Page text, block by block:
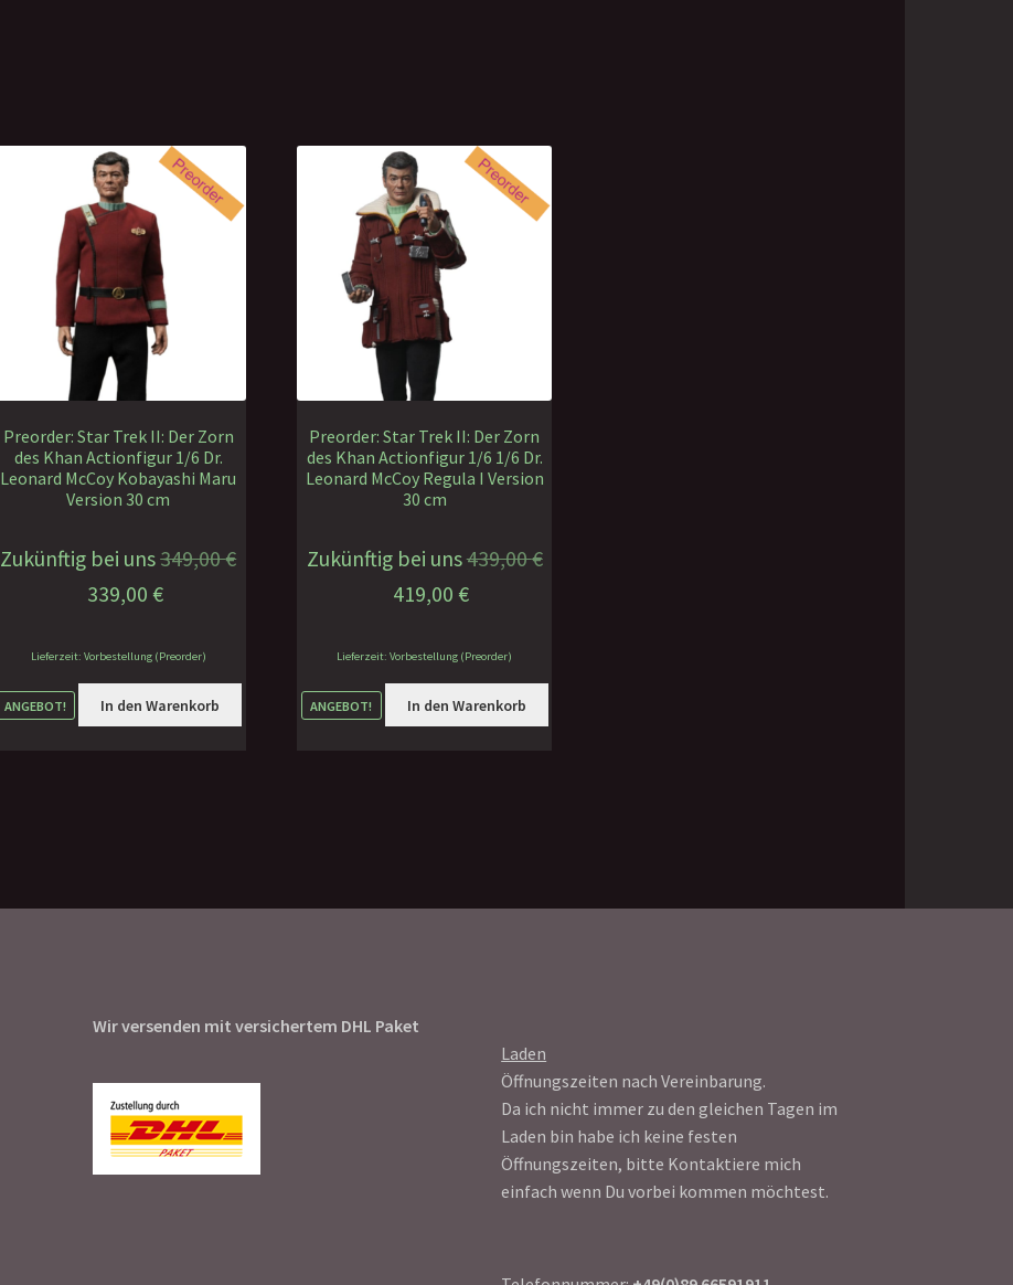
Preorder: Star Trek II: Der Zorn
des Khan Actionfigur 1/6 Dr.
Leonard McCoy Kobayashi Maru
Version 30 cm
Zukünftig bei uns349,00€
Ursprünglicher
war:
349,00 €
339,00 €Aktueller
ist:
339,00 €.
Lieferzeit: Vorbestellung (Preorder)
ANGEBOT! In den Warenkorb
Preorder: Star Trek II: Der Zorn
des Khan Actionfigur 1/6 1/6 Dr.
Leonard McCoy Regula I Version
30 cm
Zukünftig bei uns439,00€
Ursprünglicher
war:
439,00 €
419,00€Aktueller
ist:
419,00 €.
Lieferzeit: Vorbestellung (Preorder)
ANGEBOT! In den Warenkorb
Wir versenden mit versichertem DHL Paket
Laden
Öffnungszeiten nach Vereinbarung.
Da ich nicht immer zu den gleichen Tagen im
Laden bin habe ich keine festen
Öffnungszeiten, bitte Kontaktiere mich
einfach wenn Du vorbei kommen möchtest.